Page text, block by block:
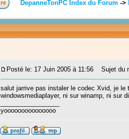
DepanneTonPC Index du Forum ->
Posté le: 17 Juin 2005 à 11:56 Sujet du
salut jarrive pas instaler le codec Xvid, je le
windowsmediaplayer, ni sur winamp, ni sur
yooooooooooooooo